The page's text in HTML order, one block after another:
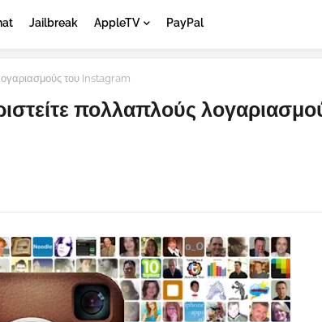
Jailbreak AppleTV PayPal
του Instagram
πολλαπλούς